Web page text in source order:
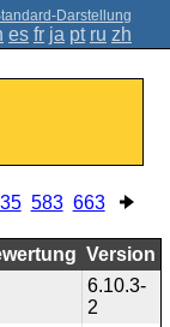
Darstellung
es fr ja pt ru zh
583 663
Version
6.10.3-
2